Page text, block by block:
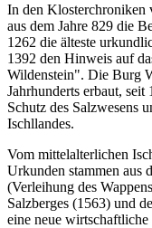
In den Klosterchroniken
aus dem Jahre 829 die
1262 die älteste
1392 den Hinweis auf
Wildenstein". Die Burg
Jahrhunderts erbaut,
Schutz des Salzwesens
Ischllandes.
Vom mittelalterlichen
Urkunden stammen aus
(Verleihung des
Salzberges (1563) und
eine neue